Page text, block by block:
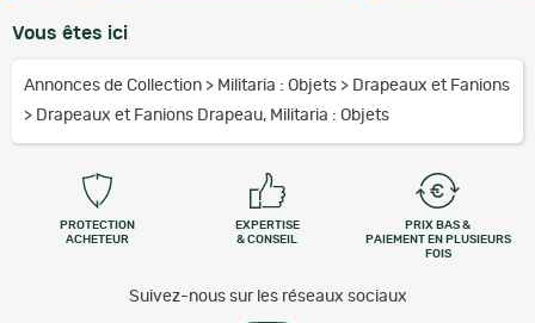
Vous êtes ici
Annonces de Collection > Militaria : Objets > Drapeaux et Fanions
> Drapeaux et Fanions Drapeau, Militaria : Objets
PROTECTION
ACHETEUR
EXPERTISE
& CONSEIL
PRIX BAS &
PAIEMENT EN PLUSIEURS
FOIS
Suivez-nous sur les réseaux sociaux